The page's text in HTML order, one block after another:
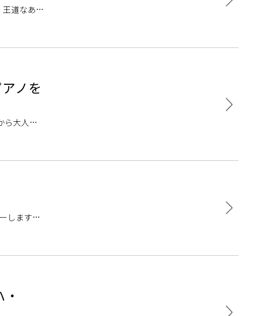
道なあの
ようなモ
ノを
ら大人ま
～8月2
します！
で